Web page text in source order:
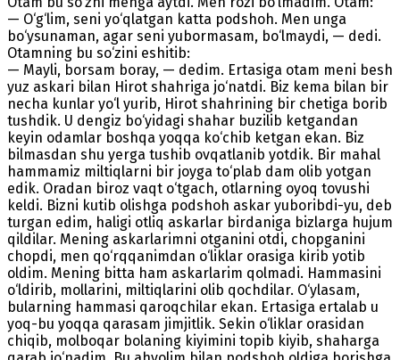
— O‘g‘lim, seni yo‘qlatgan katta podshoh. Men unga
bo‘ysunaman, agar seni yubormasam, bo‘lmaydi, — dedi.
Otamning bu so‘zini eshitib:
— Mayli, borsam boray, — dedim. Ertasiga otam meni besh
yuz askari bilan Hirot shahriga jo‘natdi. Biz kema bilan bir
necha kunlar yo‘l yurib, Hirot shahrining bir chetiga borib
tushdik. U dengiz bo‘yidagi shahar buzilib ketgandan
keyin odamlar boshqa yoqqa ko‘chib ketgan ekan. Biz
bilmasdan shu yerga tushib ovqatlanib yotdik. Bir mahal
hammamiz miltiqlarni bir joyga to‘plab dam olib yotgan
edik. Oradan biroz vaqt o‘tgach, otlarning oyoq tovushi
keldi. Bizni kutib olishga podshoh askar yuboribdi-yu, deb
turgan edim, haligi otliq askarlar birdaniga bizlarga hujum
qildilar. Mening askarlarimni otganini otdi, chopganini
chopdi, men qo‘rqqanimdan o‘liklar orasiga kirib yotib
oldim. Mening bitta ham askarlarim qolmadi. Hammasini
o‘ldirib, mollarini, miltiqlarini olib qochdilar. O‘ylasam,
bularning hammasi qaroqchilar ekan. Ertasiga ertalab u
yoq-bu yoqqa qarasam jimjitlik. Sekin o‘liklar orasidan
chiqib, molboqar bolaning kiyimini topib kiyib, shaharga